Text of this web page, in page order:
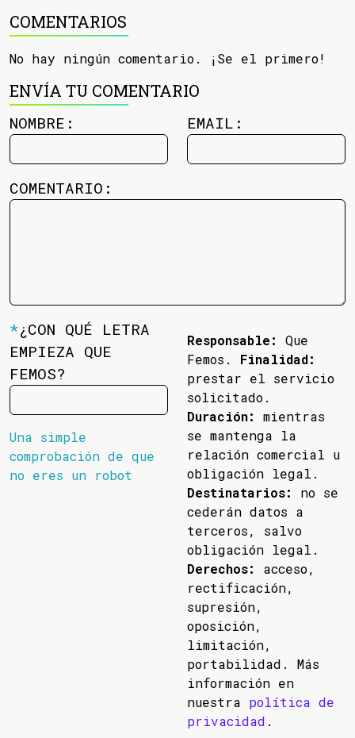
COMENTARIOS
No hay ningún comentario. ¡Se el primero!
ENVÍA TU COMENTARIO
NOMBRE: EMAIL:
COMENTARIO:
*¿CON QUÉ LETRA
EMPIEZA QUE
FEMOS?
Una simple
comprobación de que
no eres un robot
Responsable:
Que
Femos. Finalidad:
prestar el servicio
solicitado.
Duración:
mientras
se mantenga la
relación comercial u
obligación legal.
Destinatarios:
no se
cederán datos a
terceros, salvo
obligación legal.
Derechos:
acceso,
rectificación,
supresión,
oposición,
limitación,
portabilidad. Más
información en
nuestra política de
privacidad .